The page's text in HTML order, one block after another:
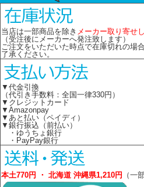
当店は一部商品を除き メーカー取り寄せ
（受注後にメーカーへ発注致します）
ご注文をいただいた時点で在庫切れの場
了承ください。
▼代金引換
（代引き手数料：全国一律330円）
▼クレジットカード
▼Amazonpay
▼あと払い（ペイディ）
▼銀行振込（前払い）
・ゆうちょ銀行
・PayPay銀行
本土770円 ・ 北海道 沖縄県1,210円 （一